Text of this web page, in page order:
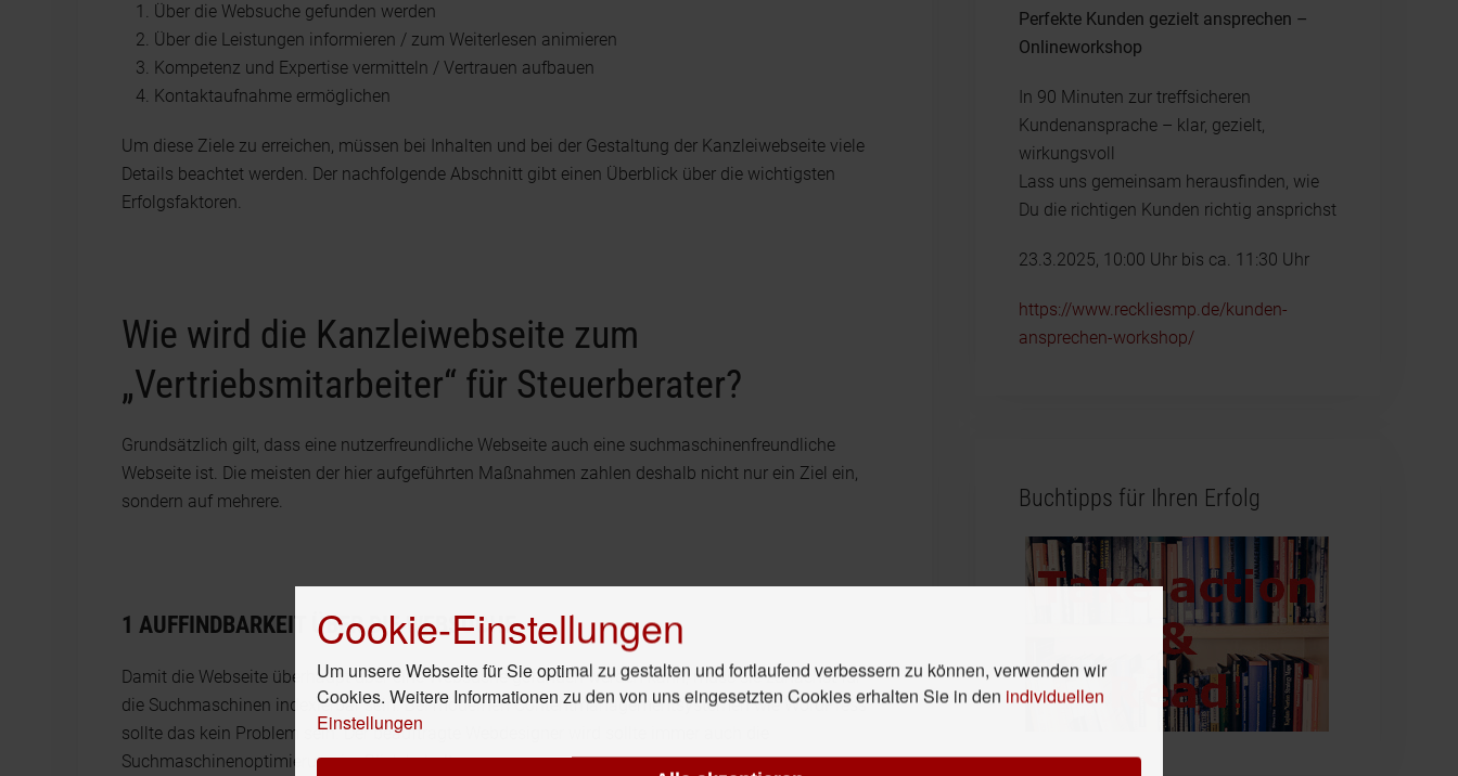
Über die Websuche gefunden werden
Über die Leistungen informieren / zum Weiterlesen animieren
Kompetenz und Expertise vermitteln / Vertrauen aufbauen
Kontaktaufnahme ermöglichen
Um diese Ziele zu erreichen, müssen bei Inhalten und bei der Gestaltung der Kanzleiwebseite viele
Details beachtet werden. Der nachfolgende Abschnitt gibt einen Überblick über die wichtigsten
Erfolgsfaktoren.
Wie wird die Kanzleiwebseite zum
„Vertriebsmitarbeiter“ für Steuerberater?
Grundsätzlich gilt, dass eine nutzerfreundliche Webseite auch eine suchmaschinenfreundliche
Webseite ist. Die meisten der hier aufgeführten Maßnahmen zahlen deshalb nicht nur ein Ziel ein,
sondern auf mehrere.
1 AUFFINDBARKEIT ÜBER DIE WEBSUCHE
Damit die Webseite überhaupt über eine Websuche gefunden werden kann, muss sie zunächst für
die Suchmaschinen indexierbar sein. Bei modernen Contentmanagementsystemen wie WordPress
sollte das kein Problem sein. Der beauftragte Webdesigner wird sollte immer auch die
Suchmaschinenoptimierung im Blick behalten.
Perfekte Kunden gezielt ansprechen –
Onlineworkshop
In 90 Minuten zur treffsicheren
Kundenansprache – klar, gezielt,
wirkungsvoll
Lass uns gemeinsam herausfinden, wie
Du die richtigen Kunden richtig ansprichst
23.3.2025, 10:00 Uhr bis ca. 11:30 Uhr
https://www.reckliesmp.de/kunden-
ansprechen-workshop/
Buchtipps für Ihren Erfolg
Cookie-Einstellungen
Um unsere Webseite für Sie optimal zu gestalten und fortlaufend verbessern zu können, verwenden wir
Cookies. Weitere Informationen zu den von uns eingesetzten Cookies erhalten Sie in den individuellen
Einstellungen